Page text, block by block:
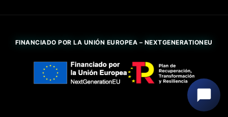
FINANCIADO POR LA UNIÓN EUROPEA – NEXTGENERATIONEU